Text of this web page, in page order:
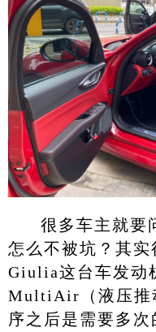
很多车主就要
怎么不被坑？其
Giulia这台车发动
MultiAir（液压推
序之后是需要多